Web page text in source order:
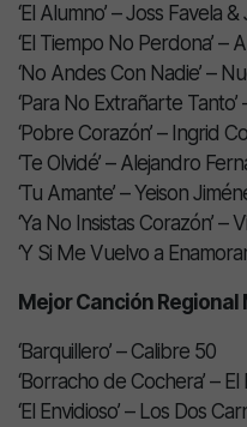
‘El Alumno’ – Joss Favela
‘El Tiempo No Perdona’ –
‘No Andes Con Nadie’ –
‘Para No Extrañarte
‘Pobre Corazón’ – Ingrid
‘Te Olvidé’ – Alejandro
‘Tu Amante’ – Yeison
‘Ya No Insistas Corazón’ –
‘Y Si Me Vuelvo a
Mejor Canción Regional
‘Barquillero’ – Calibre 50
‘Borracho de Cochera’ – El
‘El Envidioso’ – Los Dos